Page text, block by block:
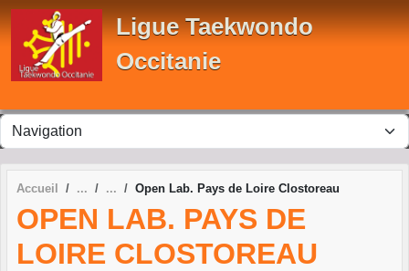
Ligue Taekwondo
Occitanie
Accueil Open Lab. Pays de Loire Clostoreau
OPEN LAB. PAYS DE
LOIRE CLOSTOREAU
Panneau de gestion des cookies